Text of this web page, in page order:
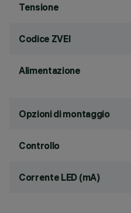
Tensione
Codice ZVEI
Alimentazione
Opzioni di montaggio
Controllo
Corrente LED (mA)